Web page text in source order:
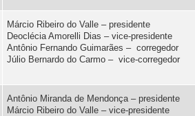
Márcio Ribeiro do Valle – presidente
Deoclécia Amorelli Dias – vice-presidente
Antônio Fernando Guimarães – corregedor
Júlio Bernardo do Carmo – vice-corregedor
Antônio Miranda de Mendonça – presidente
Márcio Ribeiro do Valle – vice-presidente